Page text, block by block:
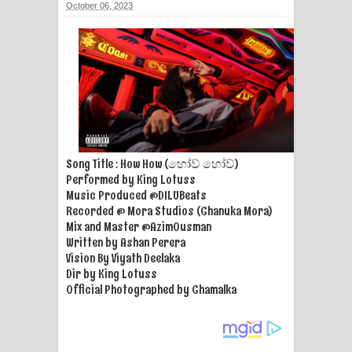
Ras Balan Song Lyrics - රැස් බලන්
ගීතයේ පද පෙළ
Hoda sihiyen Song Lyrics - හොද
සිහියෙන් ගීතයේ පද පෙළ
Awanken Song Lyrics - අවංකෙන්
ගීතයේ පද පෙළ
Pa Sina Song Lyrics - පෑ සිනා ගීතයේ
පද පෙළ
October 06, 2023
Song Title : How How (හෝව් හෝව්)
Performed by King Lotuss
Music Produced @DILUBeats
Recorded @ Mora Studios (Chanuka Mora)
Mix and Master @AzimOusman
Written by Ashan Perera
Vision By Viyath Deelaka
Dir by King Lotuss
Official Photographed by Chamalka